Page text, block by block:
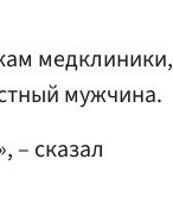
медклиники,
мужчина.
– сказал